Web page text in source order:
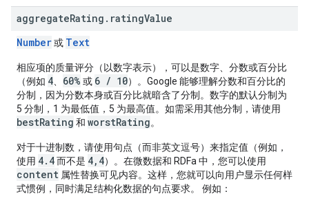
aggregateRating . ratingValue
Number或 Text
相应项的质量评分（以数字表示），可以是数字、分数或百分比
（例如 4 60% 或 6 / 10）。Google 能够理解分数和百分比的
分制，因为分数本身或百分比就暗含了分制。数字的默认分制为
5 分制，1 为最低值，5 为最高值。如需采用其他分制，请使用
bestRating 和 worstRating。
对于十进制数，请使用句点（而非英文逗号）来指定值（例如，
使用 4.4而不是 4,4）。在微数据和 RDFa 中，您可以使用
content 属性替换可见内容。这样，您就可以向用户显示任何样
式惯例，同时满足结构化数据的句点要求。 例如：